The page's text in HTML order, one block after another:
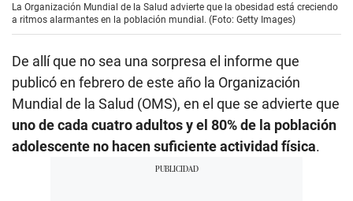
La Organización Mundial de la Salud advierte que la obesidad está creciendo
a ritmos alarmantes en la población mundial. (Foto: Getty Images)
De allí que no sea una sorpresa el informe que
publicó en febrero de este año la Organización
Mundial de la Salud (OMS), en el que se advierte que
uno de cada cuatro adultos y el 80% de la población
adolescente no hacen suficiente actividad física.